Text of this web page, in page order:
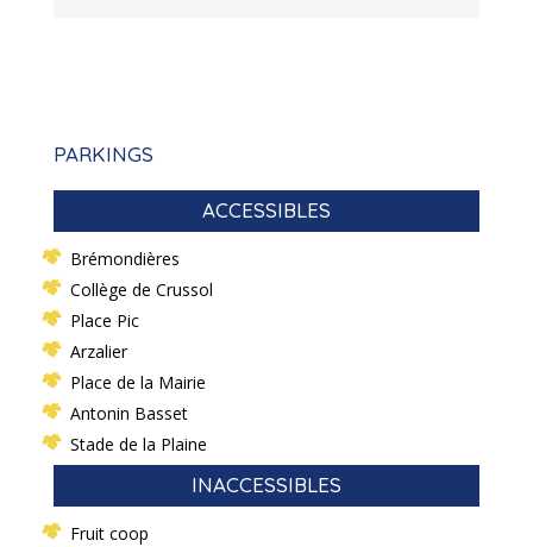
PARKINGS
ACCESSIBLES
Brémondières
Collège de Crussol
Place Pic
Arzalier
Place de la Mairie
Antonin Basset
Stade de la Plaine
INACCESSIBLES
Fruit coop